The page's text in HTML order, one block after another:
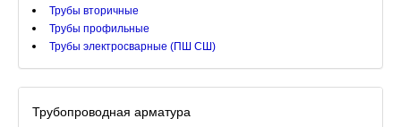
Трубы вторичные
Трубы профильные
Трубы электросварные (ПШ СШ)
Трубопроводная арматура